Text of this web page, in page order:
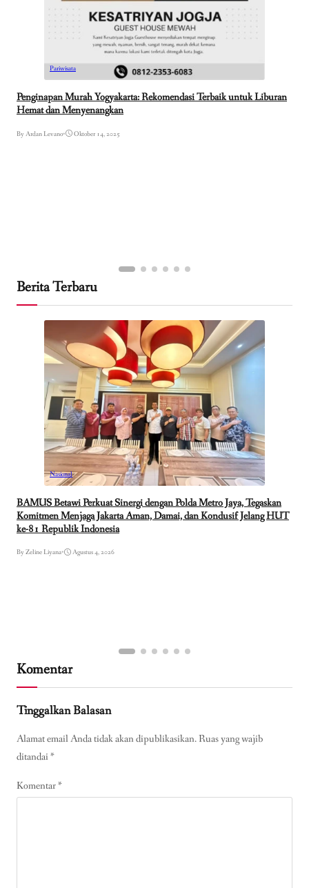
Pariwisata
Penginapan Murah Yogyakarta: Rekomendasi Terbaik untuk Liburan
Hemat dan Menyenangkan
By Ardan Levano• Oktober 14, 2025
Berita Terbaru
Nasional
BAMUS Betawi Perkuat Sinergi dengan Polda Metro Jaya, Tegaskan
Komitmen Menjaga Jakarta Aman, Damai, dan Kondusif Jelang HUT
ke-81 Republik Indonesia
By Zeline Liyana• Agustus 4, 2026
Komentar
Tinggalkan Balasan
Alamat email Anda tidak akan dipublikasikan.Ruas yang wajib
ditandai*
Komentar*